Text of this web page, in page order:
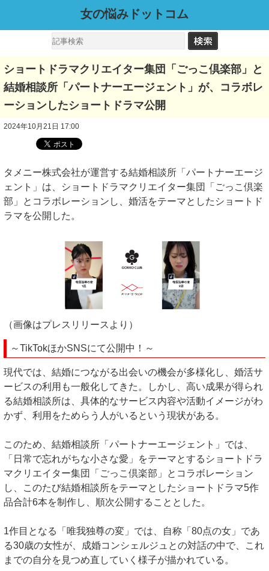
女の悩みドットコム
ショートドラマクリエイター集団「ごっこ倶楽部」と
結婚相談所「パートナーエージェント」が、コラボレ
ーションしたショートドラマ公開
2024年10月21日 17:00
タメニー株式会社が運営する結婚相談所「パートナーエージ
ェント」は、ショートドラマクリエイター集団「ごっこ倶楽
部」とコラボレーションし、婚活をテーマとしたショートド
ラマを公開した。
（画像はプレスリリースより）
～TikTokほかSNSにて公開中！～
現代では、結婚につながる出会いの機会が多様化し、婚活サ
ービスの利用も一般化してきた。しかし、高い成果が得られ
る結婚相談所は、具体的なサービス内容や活動イメージがわ
かず、利用をためらう人がいるという現状がある。
このため、結婚相談所「パートナーエージェント」では、
「日常で忘れがちな小さな愛」をテーマとするショートドラ
マクリエイター集団「ごっこ倶楽部」とコラボレーション
し、このたび結婚相談所をテーマとしたショートドラマ5作
品合計6本を制作し、順次公開することとした。
1作目となる「唯我独尊の変」では、自称「80点の女」であ
る30歳の女性が、成婚コンシェルジュとの対話の中で、これ
までの自分を見つめ直していく様子が描かれている。